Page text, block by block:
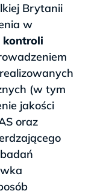
Brytanii
w
kontroli
(w tym
jakości
oraz